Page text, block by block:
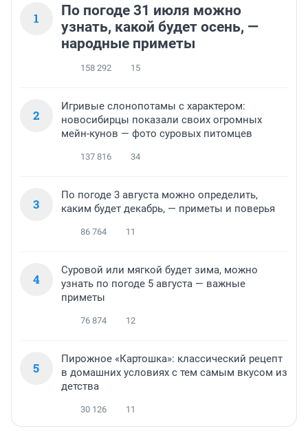
1
По погоде 31 июля можно
узнать, какой будет осень, —
народные приметы
158 292 15
2
Игривые слонопотамы с характером:
новосибирцы показали своих огромных
мейн-кунов — фото суровых питомцев
137 816 34
3
По погоде 3 августа можно определить,
каким будет декабрь, — приметы и поверья
86 764 11
4
Суровой или мягкой будет зима, можно
узнать по погоде 5 августа — важные
приметы
76 874 12
5
Пирожное «Картошка»: классический рецепт
в домашних условиях с тем самым вкусом из
детства
30 126 11